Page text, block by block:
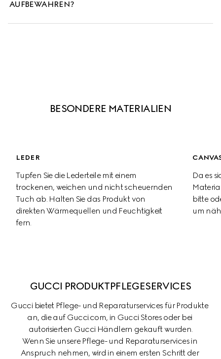
AUFBEWAHREN?
BESONDERE MATERIALIEN
LEDER
Tupfen Sie die Lederteile mit einem
trockenen, weichen und nicht scheuernden
Tuch ab. Halten Sie das Produkt von
direkten Wärmequellen und Feuchtigkeit
fern.
Da es
bitte
um
GUCCI PRODUKTPFLEGESERVICES
Gucci bietet Pflege- und Reparaturservices für Produkte
an, die auf Gucci.com, in Gucci Stores oder bei
autorisierten Gucci Händlern gekauft wurden.
Wenn Sie unsere Pflege- und Reparaturservices in
Anspruch nehmen, wird in einem ersten Schritt der